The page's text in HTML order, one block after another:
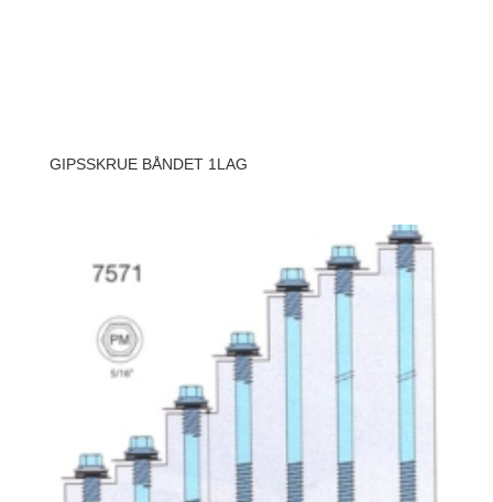
GIPSSKRUE BÅNDET 1LAG